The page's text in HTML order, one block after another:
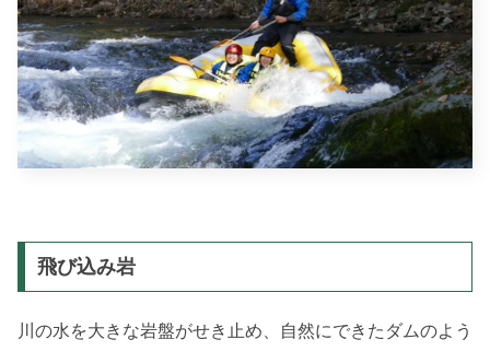
飛び込み岩
川の水を大きな岩盤がせき止め、自然にできたダムのよう